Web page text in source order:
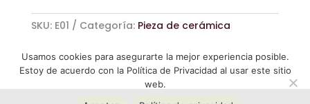
SKU: E01 Categoría: Pieza de cerámica
Usamos cookies para asegurarte la mejor experiencia posible.
Estoy de acuerdo con la Política de Privacidad al usar este sitio
web.